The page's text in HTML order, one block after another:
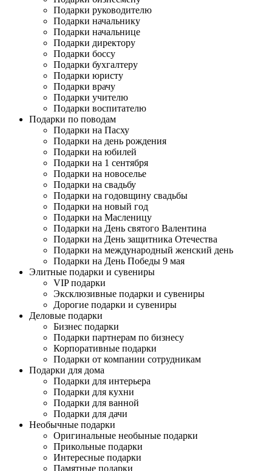
Подарки руководителю
Подарки начальнику
Подарки начальнице
Подарки директору
Подарки боссу
Подарки бухгалтеру
Подарки юристу
Подарки врачу
Подарки учителю
Подарки воспитателю
Подарки по поводам
Подарки на Пасху
Подарки на день рождения
Подарки на юбилей
Подарки на 1 сентября
Подарки на новоселье
Подарки на свадьбу
Подарки на годовщину свадьбы
Подарки на новый год
Подарки на Масленицу
Подарки на День святого Валентина
Подарки на День защитника Отечества
Подарки на международный женский день
Подарки на День Победы 9 мая
Элитные подарки и сувениры
VIP подарки
Эксклюзивные подарки и сувениры
Дорогие подарки и сувениры
Деловые подарки
Бизнес подарки
Подарки партнерам по бизнесу
Корпоративные подарки
Подарки от компании сотрудникам
Подарки для дома
Подарки для интерьера
Подарки для кухни
Подарки для ванной
Подарки для дачи
Необычные подарки
Оригинальные необыные подарки
Прикольные подарки
Интересные подарки
Памятные подарки